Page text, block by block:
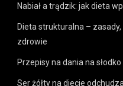
Nabiał a trądzik: jak dieta
Dieta strukturalna –
zdrowie
Przepisy na dania na
Ser żółty na diecie